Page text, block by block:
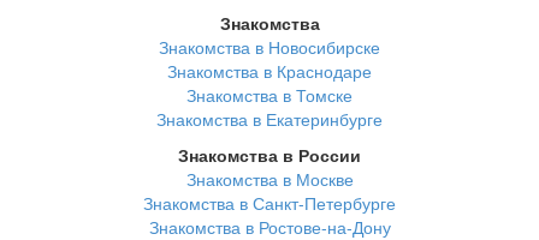
Знакомства
Знакомства в Новосибирске
Знакомства в Краснодаре
Знакомства в Томске
Знакомства в Екатеринбурге
Знакомства в России
Знакомства в Москве
Знакомства в Санкт-Петербурге
Знакомства в Ростове-на-Дону